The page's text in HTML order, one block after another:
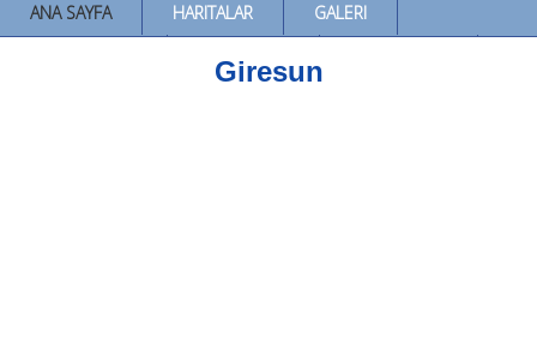
ANA SAYFA HARITALAR
GALERI
SÖZLÜKLER
Giresun